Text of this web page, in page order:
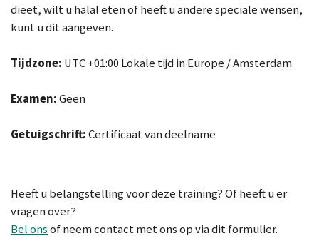
dieet, wilt u halal eten of heeft u andere speciale wensen,
kunt u dit aangeven.
Tijdzone: UTC +01:00 Lokale tijd in Europe / Amsterdam
Examen:Geen
Getuigschrift:Certificaat van deelname
Heeft u belangstelling voor deze training? Of heeft u er
vragen over?
Bel onsof neem contact met ons op via dit formulier.